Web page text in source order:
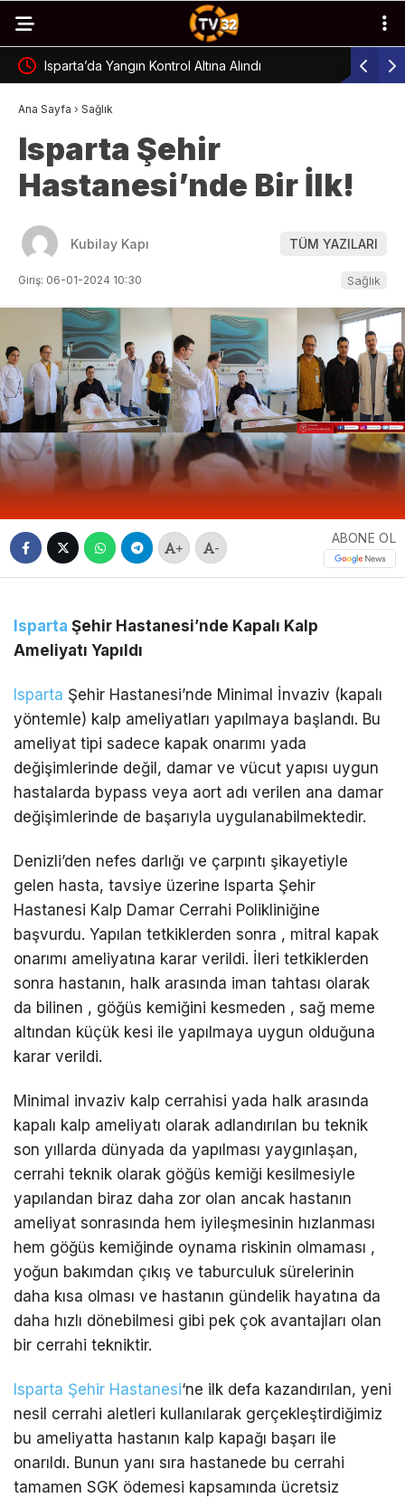
Isparta’da Yangın Kontrol Altına Alındı
Ana Sayfa › Sağlık
Isparta Şehir
Hastanesi’nde Bir İlk!
Kubilay Kapı TÜM YAZILARI
Giriş: 06-01-2024 10:30 Sağlık
+ -
ABONE OL
Isparta Şehir Hastanesi’nde Kapalı Kalp
Ameliyatı Yapıldı
Isparta Şehir Hastanesi’nde Minimal İnvaziv (kapalı
yöntemle) kalp ameliyatları yapılmaya başlandı. Bu
ameliyat tipi sadece kapak onarımı yada
değişimlerinde değil, damar ve vücut yapısı uygun
hastalarda bypass veya aort adı verilen ana damar
değişimlerinde de başarıyla uygulanabilmektedir.
Denizli’den nefes darlığı ve çarpıntı şikayetiyle
gelen hasta, tavsiye üzerine Isparta Şehir
Hastanesi Kalp Damar Cerrahi Polikliniğine
başvurdu. Yapılan tetkiklerden sonra , mitral kapak
onarımı ameliyatına karar verildi. İleri tetkiklerden
sonra hastanın, halk arasında iman tahtası olarak
da bilinen , göğüs kemiğini kesmeden , sağ meme
altından küçük kesi ile yapılmaya uygun olduğuna
karar verildi.
Minimal invaziv kalp cerrahisi yada halk arasında
kapalı kalp ameliyatı olarak adlandırılan bu teknik
son yıllarda dünyada da yapılması yaygınlaşan,
cerrahi teknik olarak göğüs kemiği kesilmesiyle
yapılandan biraz daha zor olan ancak hastanın
ameliyat sonrasında hem iyileşmesinin hızlanması
hem göğüs kemiğinde oynama riskinin olmaması ,
yoğun bakımdan çıkış ve taburculuk sürelerinin
daha kısa olması ve hastanın gündelik hayatına da
daha hızlı dönebilmesi gibi pek çok avantajları olan
bir cerrahi tekniktir.
Isparta Şehir Hastanesi‘ne ilk defa kazandırılan, yeni
nesil cerrahi aletleri kullanılarak gerçekleştirdiğimiz
bu ameliyatta hastanın kalp kapağı başarı ile
onarıldı. Bunun yanı sıra hastanede bu cerrahi
tamamen SGK ödemesi kapsamında ücretsiz